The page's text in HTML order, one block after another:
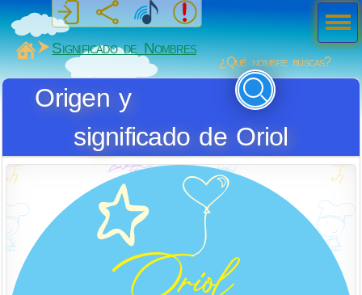
MiSabueso
Significado de Nombres
¿Qué nombre buscas?
Origen y
significado de Oriol
Men
ú